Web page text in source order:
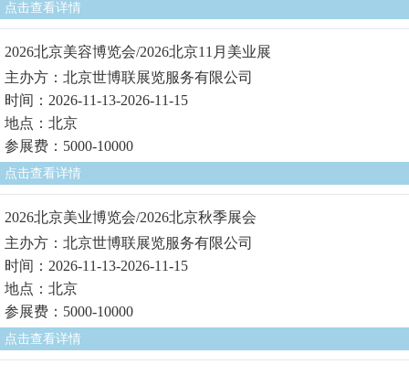
点击查看详情
2026北京美容博览会/2026北京11月美业展
主办方：北京世博联展览服务有限公司
时间：2026-11-13-2026-11-15
地点：北京
参展费：5000-10000
点击查看详情
2026北京美业博览会/2026北京秋季展会
主办方：北京世博联展览服务有限公司
时间：2026-11-13-2026-11-15
地点：北京
参展费：5000-10000
点击查看详情